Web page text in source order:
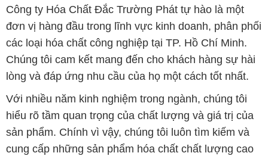
Công ty Hóa Chất Đắc Trường Phát tự hào là một
đơn vị hàng đầu trong lĩnh vực kinh doanh, phân phối
các loại hóa chất công nghiệp tại TP. Hồ Chí Minh.
Chúng tôi cam kết mang đến cho khách hàng sự hài
lòng và đáp ứng nhu cầu của họ một cách tốt nhất.
Với nhiều năm kinh nghiệm trong ngành, chúng tôi
hiểu rõ tầm quan trọng của chất lượng và giá trị của
sản phẩm. Chính vì vậy, chúng tôi luôn tìm kiếm và
cung cấp những sản phẩm hóa chất chất lượng cao